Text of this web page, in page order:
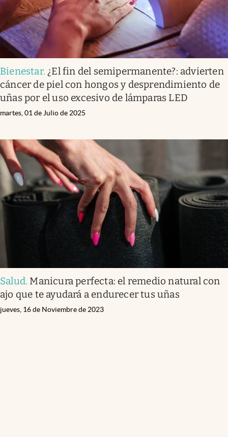
Bienestar. ¿El fin del semipermanente?: advierten
cáncer de piel con hongos y desprendimiento de
uñas por el uso excesivo de lámparas LED
martes, 01 de Julio de 2025
Salud. Manicura perfecta: el remedio natural con
ajo que te ayudará a endurecer tus uñas
jueves, 16 de Noviembre de 2023